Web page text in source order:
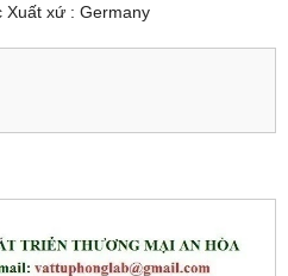
Xuất xứ : Germany